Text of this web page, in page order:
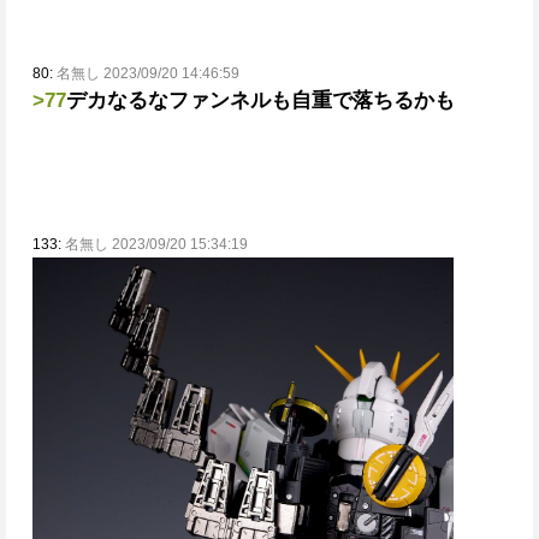
80: 名無し 2023/09/20 14:46:59
>77デカなるなファンネルも自重で落ちるかも
133: 名無し 2023/09/20 15:34:19